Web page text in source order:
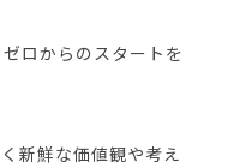
ロからのスタートを
新鮮な価値観や考え